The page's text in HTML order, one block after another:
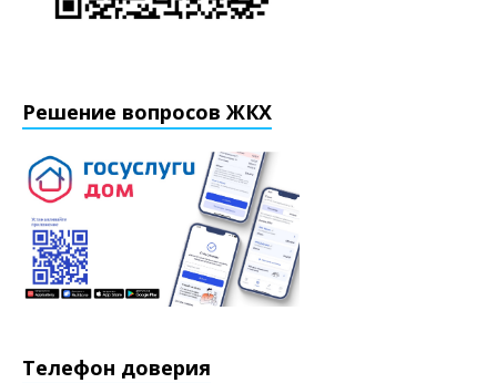
Решение вопросов ЖКХ
Телефон доверия